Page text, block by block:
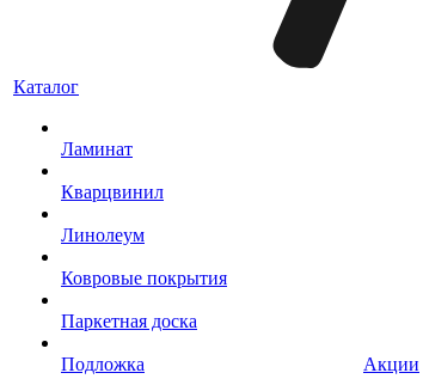
Каталог
Ламинат
Кварцвинил
Линолеум
Ковровые покрытия
Паркетная доска
Подложка Акции